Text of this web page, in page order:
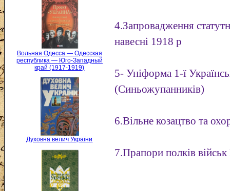
Вольная Одесса — Одесская
республика — Юго-Западный
край (1917-1919)
Духовна велич України
4.Запровадження
навесні 1918 р
5- Уніформа 1-ї
(Синьожупанників)
6.Вільне козацтво та
7.Прапори полків